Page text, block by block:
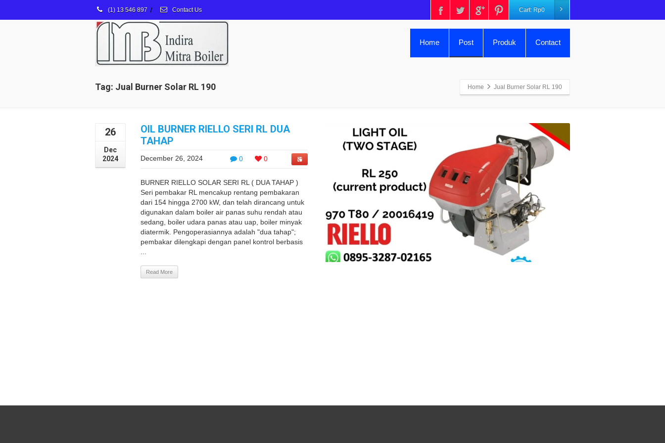
(1) 13 546 897 / Contact Us Cart: Rp0
Home Post Produk Contact
Tag: Jual Burner Solar RL 190 Home Jual Burner Solar RL 190
26
Dec
2024
OIL BURNER RIELLO SERI RL DUA
TAHAP
0 0
December 26, 2024
BURNER RIELLO SOLAR SERI RL ( DUA TAHAP )
Seri pembakar RL mencakup rentang pembakaran
dari 154 hingga 2700 kW, dan telah dirancang untuk
digunakan dalam boiler air panas suhu rendah atau
sedang, boiler udara panas atau uap, boiler minyak
diatermik. Pengoperasiannya adalah "dua tahap";
pembakar dilengkapi dengan panel kontrol berbasis
Read More